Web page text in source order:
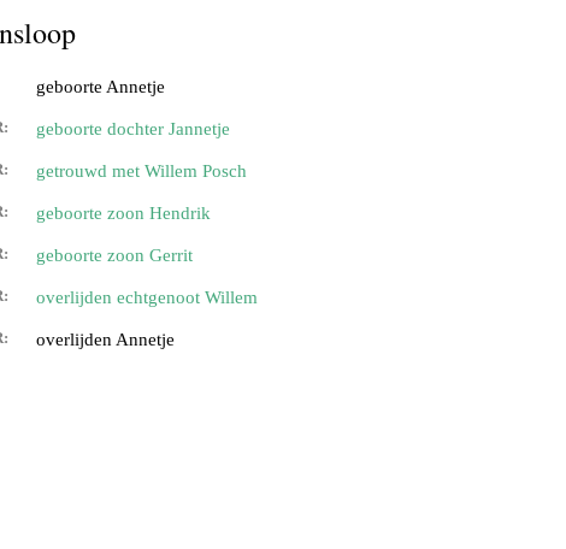
geboorte Annetje
geboorte dochter Jannetje
getrouwd met Willem Posch
geboorte zoon Hendrik
geboorte zoon Gerrit
overlijden echtgenoot Willem
overlijden Annetje